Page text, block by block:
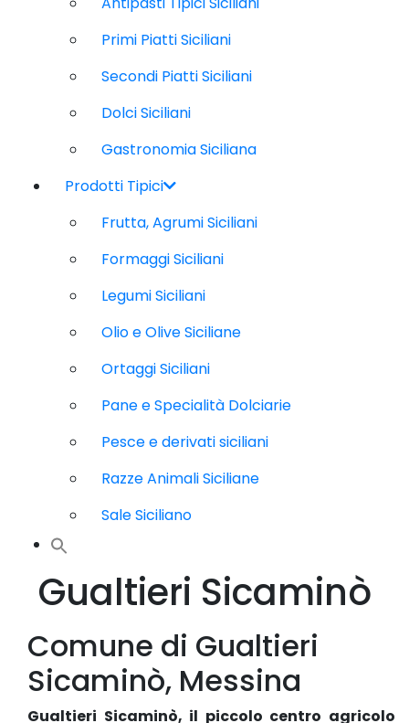
Primi Piatti Siciliani
Secondi Piatti Siciliani
Dolci Siciliani
Gastronomia Siciliana
Prodotti Tipici
Frutta, Agrumi Siciliani
Formaggi Siciliani
Legumi Siciliani
Olio e Olive Siciliane
Ortaggi Siciliani
Pane e Specialità Dolciarie
Pesce e derivati siciliani
Razze Animali Siciliane
Sale Siciliano
Gualtieri Sicaminò
Comune di Gualtieri
Sicaminò, Messina
Gualtieri Sicaminò, il piccolo centro agricolo